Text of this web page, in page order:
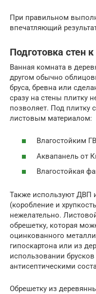
При правильном
впечатляющий
Подготовка стен
Ванная комната в
другом обычно
бруса, бревна или
сразу на стены плитку
позволяет. Под плитку
листовым материалом:
Влагостойким
Аквапанель от
Влагостойкая
Также используют ДВП
(коробление и
нежелательно.
обрешетку, которая
оцинкованного
гипоскартона или из
использовании
антисептическими
Обрешетку из